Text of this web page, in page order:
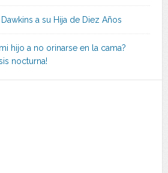
a su Hija de Diez Años
hijo a no orinarse en la cama?
nocturna!